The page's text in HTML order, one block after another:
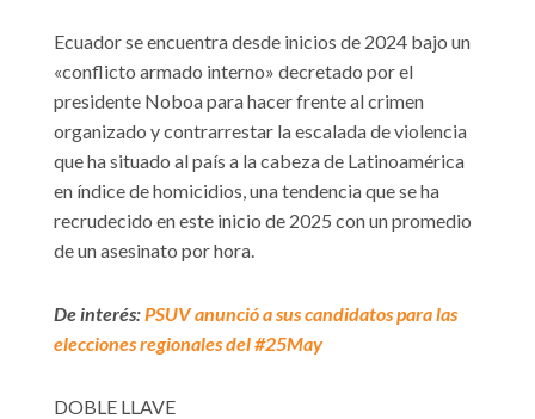
Ecuador se encuentra desde inicios de 2024 bajo un
«conflicto armado interno» decretado por el
presidente Noboa para hacer frente al crimen
organizado y contrarrestar la escalada de violencia
que ha situado al país a la cabeza de Latinoamérica
en índice de homicidios, una tendencia que se ha
recrudecido en este inicio de 2025 con un promedio
de un asesinato por hora.
De interés: PSUV anunció a sus candidatos para las
elecciones regionales del #25May
DOBLE LLAVE